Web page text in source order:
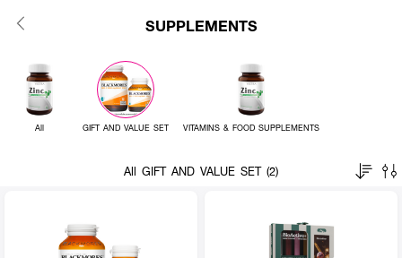
SUPPLEMENTS
All GIFT AND VALUE SET VITAMINS & FOOD SUPPLEMENTS
All GIFT AND VALUE SET (2)